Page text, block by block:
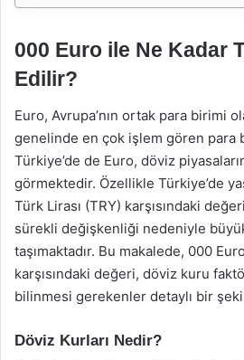
000 Euro ile Ne Kadar
Edilir?
Euro, Avrupa’nın ortak para birimi
genelinde en çok işlem gören para
Türkiye’de de Euro, döviz
görmektedir. Özellikle Türkiye’de
Türk Lirası (TRY) karşısındaki
sürekli değişkenliği nedeniyle
taşımaktadır. Bu makalede, 000
karşısındaki değeri, döviz kuru
bilinmesi gerekenler detaylı bir
Döviz Kurları Nedir?